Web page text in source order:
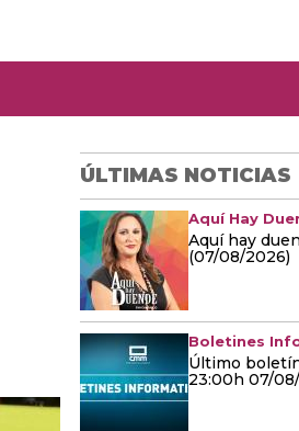
ÚLTIMAS NOTICIAS
Aquí Hay
Aquí hay
(07/08/2026)
Boletines
Último
23:00h 07/